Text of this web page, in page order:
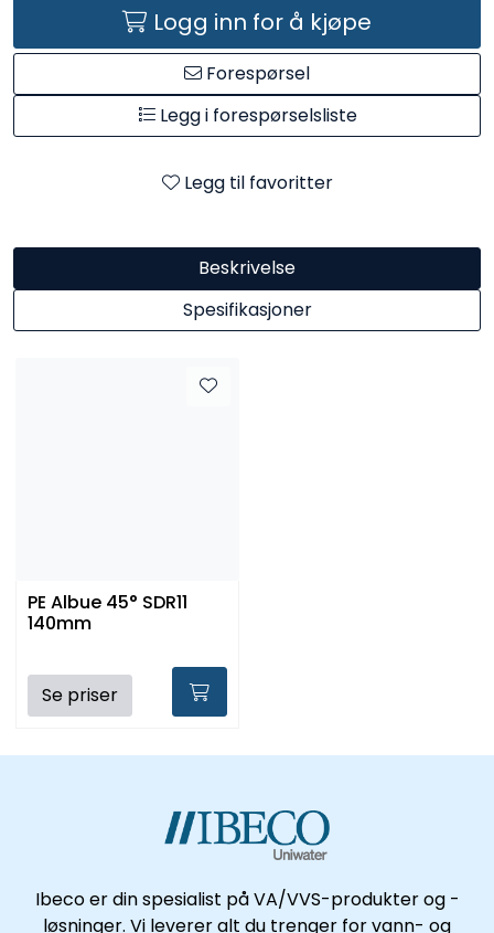
Logg inn for å kjøpe
Forespørsel
Legg i forespørselsliste
Legg til favoritter
Beskrivelse
Spesifikasjoner
PE Albue 45° SDR11
140mm
Se priser
Ibeco er din spesialist på VA/VVS-produkter og -
løsninger. Vi leverer alt du trenger for vann- og